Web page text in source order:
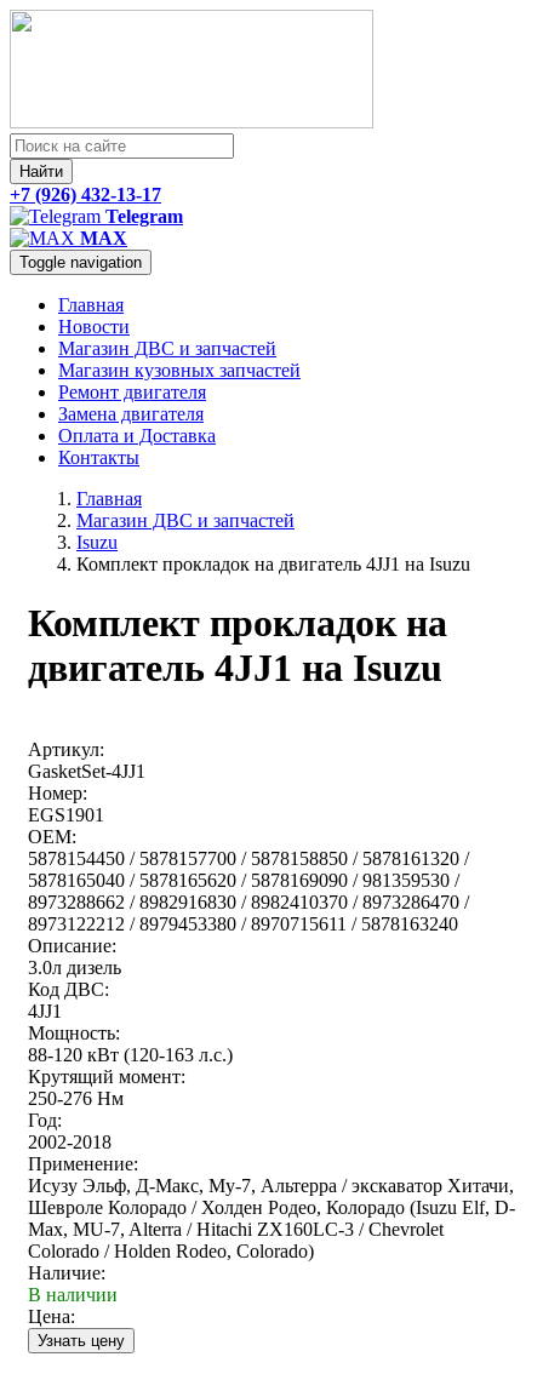
Найти
+7 (926) 432-13-17
Telegram
MAX
Toggle navigation
Главная
Новости
Магазин ДВС и запчастей
Магазин кузовных запчастей
Ремонт двигателя
Замена двигателя
Оплата и Доставка
Контакты
Главная
Магазин ДВС и запчастей
Isuzu
Комплект прокладок на двигатель 4JJ1 на Isuzu
Комплект прокладок на
двигатель 4JJ1 на Isuzu
Артикул:
GasketSet-4JJ1
Номер:
EGS1901
OEM:
5878154450 / 5878157700 / 5878158850 / 5878161320 /
5878165040 / 5878165620 / 5878169090 / 981359530 /
8973288662 / 8982916830 / 8982410370 / 8973286470 /
8973122212 / 8979453380 / 8970715611 / 5878163240
Описание:
3.0л дизель
Код ДВС:
4JJ1
Мощность:
88-120 кВт (120-163 л.с.)
Крутящий момент:
250-276 Нм
Год:
2002-2018
Применение:
Исузу Эльф, Д-Макс, Му-7, Альтерра / экскаватор Хитачи,
Шевроле Колорадо / Холден Родео, Колорадо (Isuzu Elf, D-
Max, MU-7, Alterra / Hitachi ZX160LC-3 / Chevrolet
Colorado / Holden Rodeo, Colorado)
Наличие:
В наличии
Цена: